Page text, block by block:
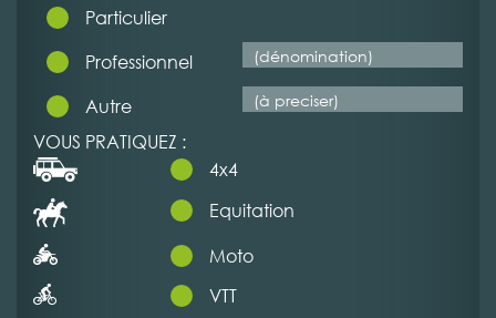
Particulier
Professionnel
Autre
VOUS PRATIQUEZ :
4x4
Equitation
Moto
VTT